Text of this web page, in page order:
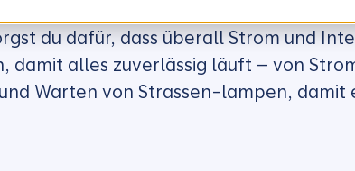
du dafür, dass überall Strom und
damit alles zuverlässig läuft – von
Warten von Strassen-lampen, damit